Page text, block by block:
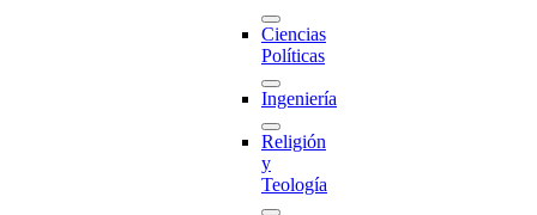
Ciencias
Políticas
Ingeniería
Religión
y
Teología